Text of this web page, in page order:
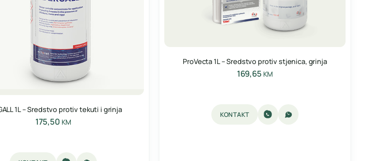
1L – Sredstvo protiv tekuti i grinja
175,50 KM
ProVecta 1L – Sredstvo protiv stjenica, grinja
169,65 KM
KONTAKT